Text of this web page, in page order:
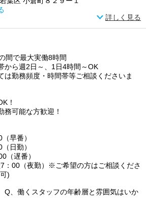
詳しく見る
間で最大実働8時間
から週2日～、1日4時間～OK
は勤務頻度・時間帯等ご相談くださいま
！
可能な方歓迎！
早番）
日勤）
（遅番）
：00（夜勤）※ご希望の方はご相談くださ
)
働くスタッフの年齢層と雰囲気はいか